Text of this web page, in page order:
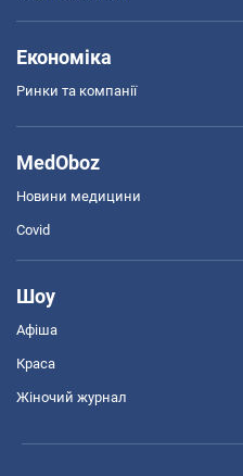
Економіка
Ринки та компанії
MedOboz
Новини медицини
Covid
Шоу
Афіша
Краса
Жіночий журнал